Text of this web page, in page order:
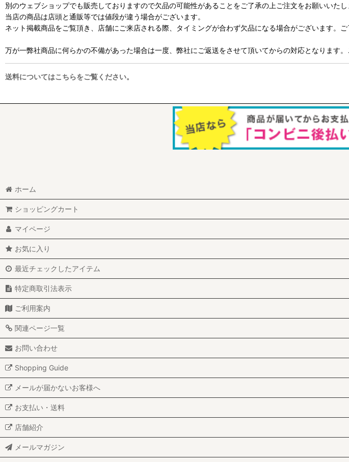
別のウェブショップでも販売しておりますので欠品の可能性があることをご了承の上ご注文をお願いいたし
当店の商品は店頭と通販等では値段が違う場合がございます。
ネット掲載商品をご覧頂き、店舗にご来店される際、タイミングが合わず欠品になる場合がございます。ご
万が一弊社商品に何らかの不備があった場合は一度、弊社にご返送をさせて頂いてからの対応となります
送料についてはこちらをご覧ください。
ホーム
ショッピングカート
マイページ
お気に入り
最近チェックしたアイテム
特定商取引法表示
ご利用案内
関連ページ一覧
お問い合わせ
Shopping Guide
メールが届かないお客様へ
お支払い・送料
店舗紹介
メールマガジン